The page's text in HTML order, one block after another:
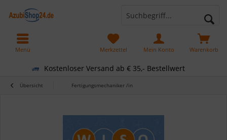
Kostenloser Versand ab € 35,- Bestellwert
Warenkorb
Merkzettel Mein Konto
Menü
Übersicht Fertigungsmechaniker /in